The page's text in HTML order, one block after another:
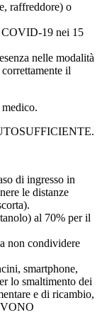
raffreddore) o
COVID‐19 nei 15
nelle modalità
il
di ingresso in
le distanze
al 70% per il
non condividere
smartphone,
lo smaltimento dei
e di ricambio,